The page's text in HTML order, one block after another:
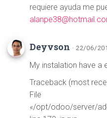
requiere ayuda me
Deyvson · 22/06/
My instalation have a
Traceback (most
File
«/opt/odoo/server/